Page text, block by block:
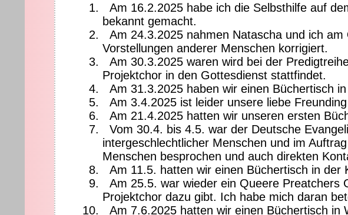
Am 16.2.2025 habe ich die Selbsthilfe auf
bekannt gemacht.
Am 24.3.2025 nahmen Natascha und ich
Vorstellungen anderer Menschen korrigiert.
Am 30.3.2025 waren wird bei der
Projektchor in den Gottesdienst stattfindet.
Am 31.3.2025 haben wir einen Büchertisch
Am 3.4.2025 ist leider unsere liebe
Am 21.4.2025 hatten wir unseren ersten
Vom 30.4. bis 4.5. war der Deutsche
intergeschlechtlicher Menschen und im
Menschen besprochen und auch direkten
Am 11.5. hatten wir einen Büchertisch in der
Am 25.5. war wieder ein Queere Preatchers
Projektchor dazu gibt. Ich habe mich daran
Am 7.6.2025 hatten wir einen Büchertisch in